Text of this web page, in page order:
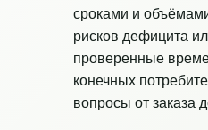
сроками и
рисков дефицита
проверенные
конечных
вопросы от заказа